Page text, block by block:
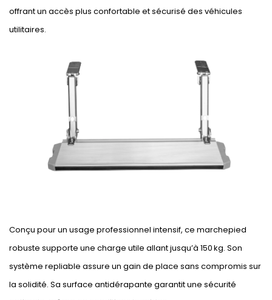
offrant un accès plus confortable et sécurisé des véhicules
utilitaires.
Conçu pour un usage professionnel intensif, ce marchepied
robuste supporte une charge utile allant jusqu’à 150 kg. Son
système repliable assure un gain de place sans compromis sur
la solidité. Sa surface antidérapante garantit une sécurité